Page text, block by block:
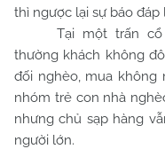
thì ngược lại sự báo đáp
Tại một trấn
thường khách không
đối nghèo, mua
nhóm trẻ con nhà
nhưng chủ sạp hàng
người lớn.